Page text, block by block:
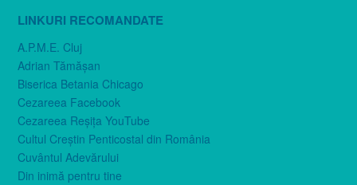
LINKURI RECOMANDATE
A.P.M.E. Cluj
Adrian Tămăşan
Biserica Betania Chicago
Cezareea Facebook
Cezareea Reşiţa YouTube
Cultul Creştin Penticostal din România
Cuvântul Adevărului
Din inimă pentru tine